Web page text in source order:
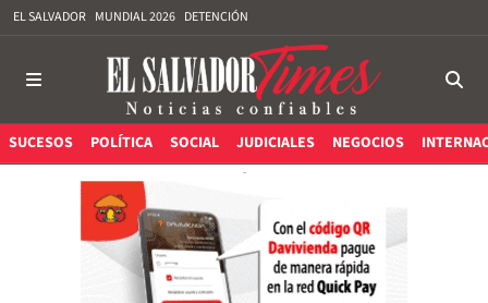
EL SALVADOR MUNDIAL 2026 DETENCIÓN
SUCESOS POLÍTICA SOCIAL JUDICIALES NEGOCIOS